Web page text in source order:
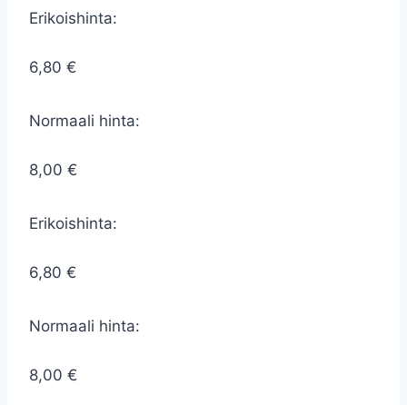
Erikoishinta:
6,80 €
Normaali hinta:
8,00 €
Erikoishinta:
6,80 €
Normaali hinta:
8,00 €